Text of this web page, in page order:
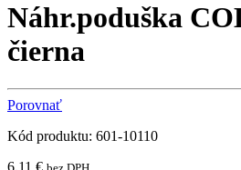
Náhr.poduška
čierna
Porovnať
Kód produktu: 601-10110
6,11 €